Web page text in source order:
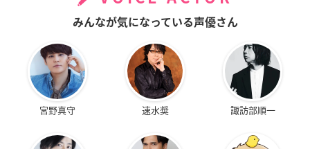
みんなが気になっている声優さん
宮野真守 速水奨 諏訪部順一